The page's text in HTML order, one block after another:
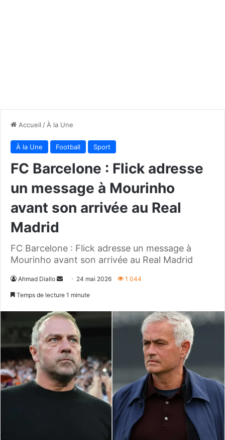
Accueil / À la Une
À la Une Football Sport
FC Barcelone : Flick adresse
un message à Mourinho
avant son arrivée au Real
Madrid
FC Barcelone : Flick adresse un message à
Mourinho avant son arrivée au Real Madrid
Ahmad Diallo
Envoyer24 mai 2026 1 044
Temps de lecture 1 minute